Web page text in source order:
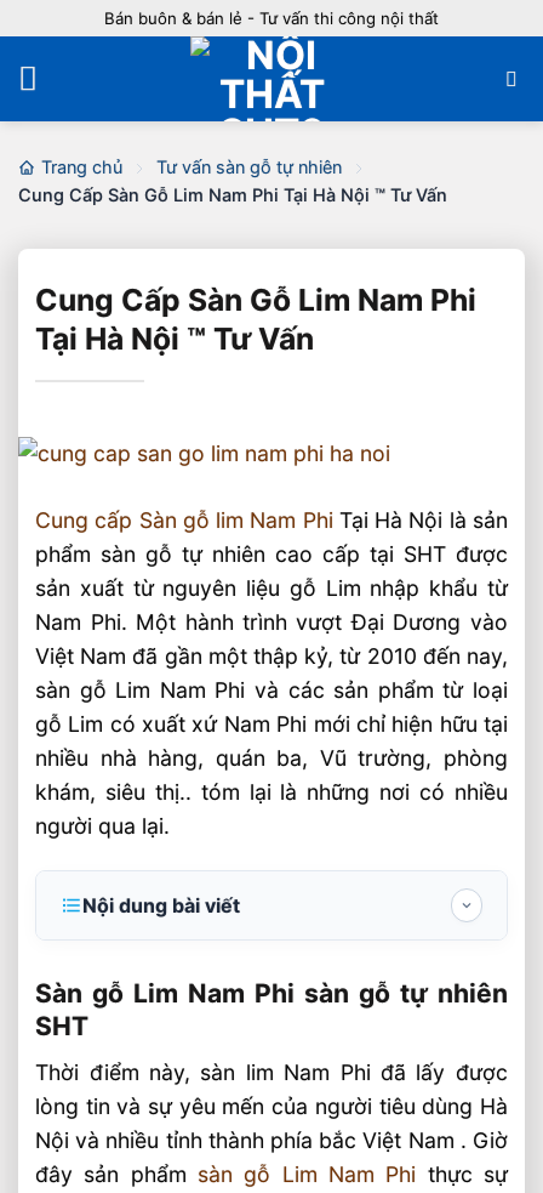
nội
dung
Bán buôn & bán lẻ - Tư vấn thi công nội thất
Trang chủ
Tư vấn sàn gỗ tự nhiên
Cung Cấp Sàn Gỗ Lim Nam Phi Tại Hà Nội ™ Tư Vấn
Cung Cấp Sàn Gỗ Lim Nam Phi
Tại Hà Nội ™ Tư Vấn
Cung cấp Sàn gỗ lim Nam Phi Tại Hà Nội là sản
phẩm sàn gỗ tự nhiên cao cấp tại SHT được
sản xuất từ nguyên liệu gỗ Lim nhập khẩu từ
Nam Phi. Một hành trình vượt Đại Dương vào
Việt Nam đã gần một thập kỷ, từ 2010 đến nay,
sàn gỗ Lim Nam Phi và các sản phẩm từ loại
gỗ Lim có xuất xứ Nam Phi mới chỉ hiện hữu tại
nhiều nhà hàng, quán ba, Vũ trường, phòng
khám, siêu thị.. tóm lại là những nơi có nhiều
người qua lại.
Nội dung bài viết
Gỗ Lim, ký ức không thể phai mờ
Lim Việt, Lim Lào và Lim Nam Phi, sự giống
và khác nhau
Vài nét về cây gỗ Lim Nam Phi
Sàn gỗ Lim Nam Phi sàn gỗ tự nhiên
SHT
Thời điểm này, sàn lim Nam Phi đã lấy được
lòng tin và sự yêu mến của người tiêu dùng Hà
Nội và nhiều tỉnh thành phía bắc Việt Nam . Giờ
đây sản phẩm sàn gỗ Lim Nam Phi thực sự